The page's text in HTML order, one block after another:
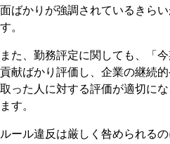
面ばかりが強調されているきら
す。
また、勤務評定に関しても、「
貢献ばかり評価し、企業の継続
取った人に対する評価が適切に
ます。
ルール違反は厳しく咎められる